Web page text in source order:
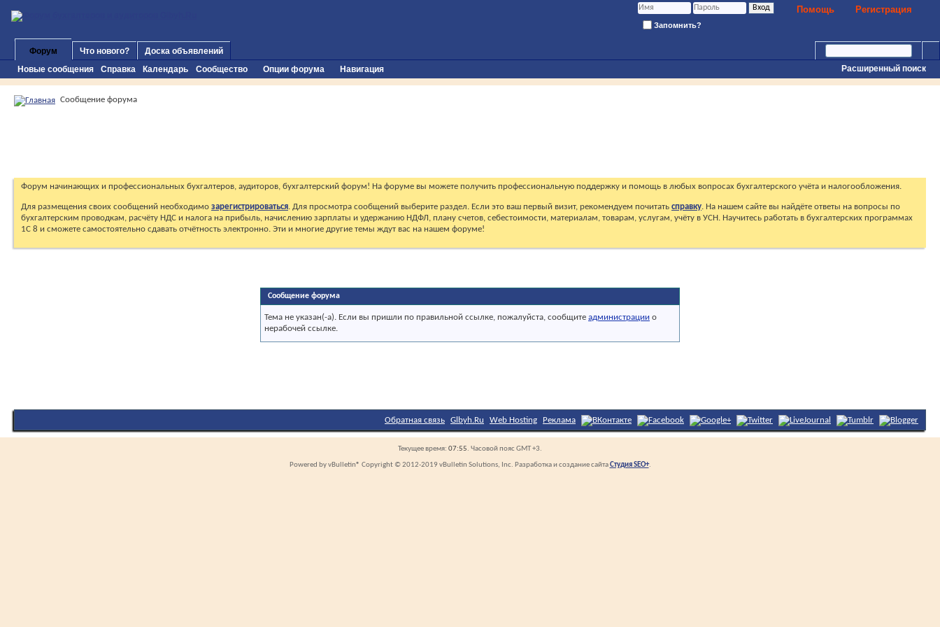
Регистрация
Помощь
Запомнить?
Форум
Новые сообщения
Справка Календарь Сообщество Опции форума Навигация
Что нового?
Доска объявлений
Расширенный поиск
Сообщение форума
Форум начинающих и профессиональных бухгалтеров, аудиторов, бухгалтерский форум! На форуме вы можете получить профессиональную поддержку и помощь в любых вопросах бухгалтерского учёта и налогообложения.
Для размещения своих сообщений необходимо зарегистрироваться. Для просмотра сообщений выберите раздел. Если это ваш первый визит, рекомендуем почитать справку. На нашем сайте вы найдёте ответы на вопросы по
бухгалтерским проводкам, расчёту НДС и налога на прибыль, начислению зарплаты и удержанию НДФЛ, плану счетов, себестоимости, материалам, товарам, услугам, учёту в УСН. Научитесь работать в бухгалтерских программах
1С 8 и сможете самостоятельно сдавать отчётность электронно. Эти и многие другие темы ждут вас на нашем форуме!
Сообщение форума
Тема не указан(-а). Если вы пришли по правильной ссылке, пожалуйста, сообщите администрации о
нерабочей ссылке.
Обратная связь Glbyh.Ru Web Hosting Реклама
Текущее время: 07:55. Часовой пояс GMT +3.
Powered by vBulletin® Copyright © 2012-2019 vBulletin Solutions, Inc. Разработка и создание сайтаСтудия SEO+.